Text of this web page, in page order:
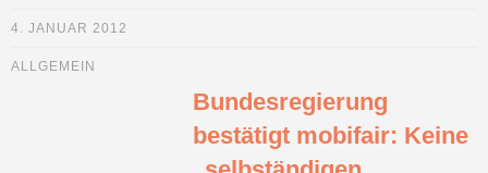
4. JANUAR 2012
ALLGEMEIN
Bundesregierung
bestätigt mobifair: Keine